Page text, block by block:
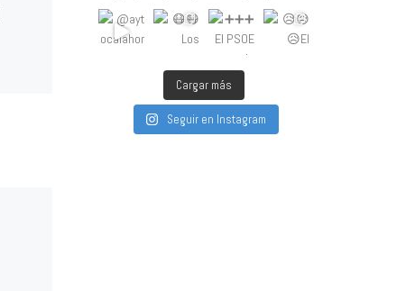
antiguo entre 2019 y
2023
como novedad por Arcéiz esta
pasada semana, ya estaban
Cargar más
Seguir en Instagram